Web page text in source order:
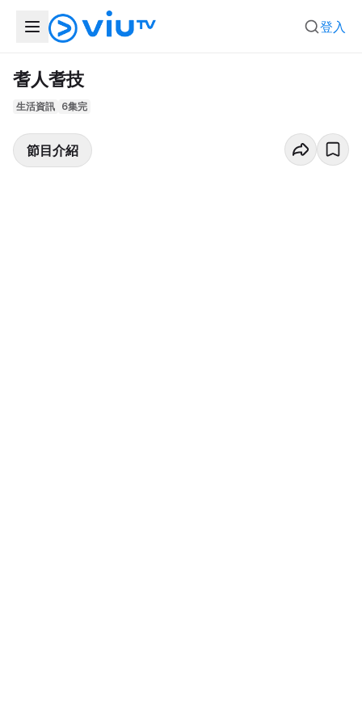
登入
耆人耆技
生活資訊 6集完
節目介紹